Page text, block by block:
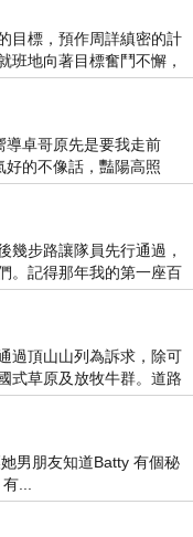
目標，預作周詳縝密的計
班地向著目標奮鬥不懈，
導卓哥原先是要我走前
的不像話，豔陽高照
幾步路讓隊員先行通過，
。記得那年我的第一座百
過頂山山列為訴求，除可
式草原及放牧牛群。道路
男朋友知道Batty 有個秘
...